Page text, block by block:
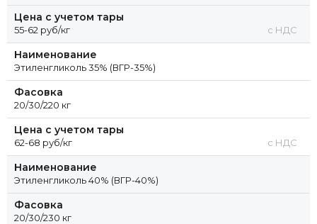
Цена с учетом тары
55-62 руб/кг с НДС
Наименование
Этиленгликоль 35% (ВГР-35%)
Фасовка
20/30/220 кг
Цена с учетом тары
62-68 руб/кг с НДС
Наименование
Этиленгликоль 40% (ВГР-40%)
Фасовка
20/30/230 кг